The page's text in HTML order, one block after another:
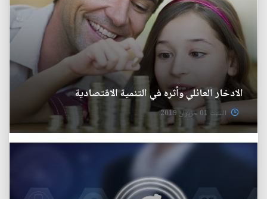
الادخار العائلي وأثره في التنمية الاقتصادية
السبت 01 حزيران 2019